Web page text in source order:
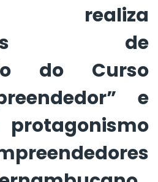
de
do
realiza
de
do Curso
e